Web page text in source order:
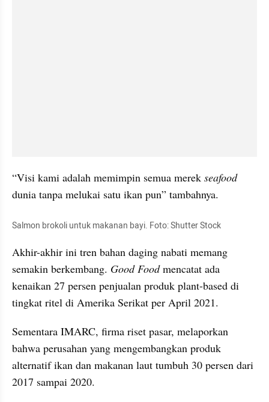
“Visi kami adalah memimpin semua merek seafood
dunia tanpa melukai satu ikan pun” tambahnya.
Salmon brokoli untuk makanan bayi. Foto: Shutter Stock
Akhir-akhir ini tren bahan daging nabati memang
semakin berkembang. Good Food mencatat ada
kenaikan 27 persen penjualan produk plant-based di
tingkat ritel di Amerika Serikat per April 2021.
Sementara IMARC, firma riset pasar, melaporkan
bahwa perusahan yang mengembangkan produk
alternatif ikan dan makanan laut tumbuh 30 persen dari
2017 sampai 2020.